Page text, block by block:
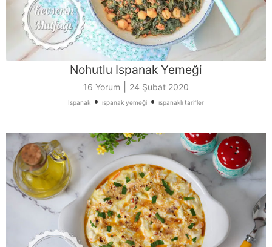
Nohutlu Ispanak Yemeği
16 Yorum 24 Şubat 2020
Ispanak • ıspanak yemeği • ıspanaklı tarifler